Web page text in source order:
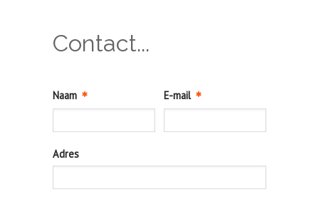
Contact...
Naam E-mail
Adres